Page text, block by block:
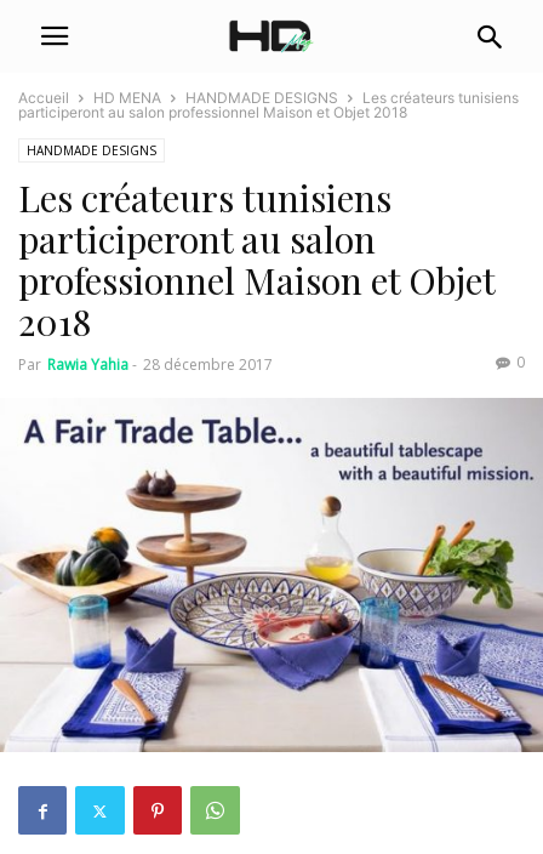
Accueil HD MENA HANDMADE DESIGNS
Les créateurs tunisiens
participeront au salon professionnel Maison et Objet 2018
HANDMADE DESIGNS
Les créateurs tunisiens
participeront au salon
professionnel Maison et Objet
2018
Par Rawia Yahia- 28 décembre 2017 0